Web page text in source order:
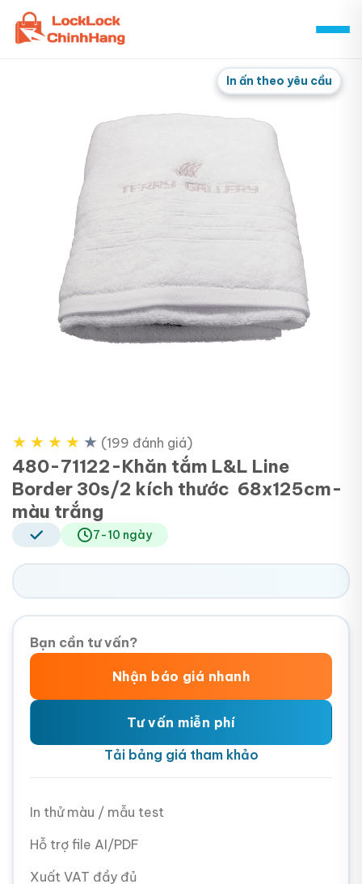
Skip
content
In ấn theo yêu cầu
★ ★ ★ ★ ★ (199 đánh giá)
480-71122-Khăn tắm L&L Line
Border 30s/2 kích thước 68x125cm-
màu trắng
7-10 ngày
Bạn cần tư vấn?
Nhận báo giá nhanh
Tư vấn miễn phí
Tải bảng giá tham khảo
In thử màu / mẫu test
Hỗ trợ file AI/PDF
Xuất VAT đầy đủ